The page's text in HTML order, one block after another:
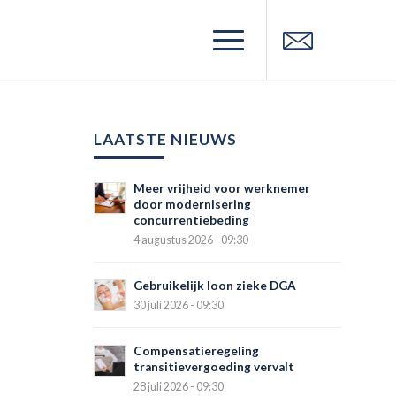
LAATSTE NIEUWS
Meer vrijheid voor werknemer
door modernisering
concurrentiebeding
4 augustus 2026 - 09:30
Gebruikelijk loon zieke DGA
30 juli 2026 - 09:30
Compensatieregeling
transitievergoeding vervalt
28 juli 2026 - 09:30